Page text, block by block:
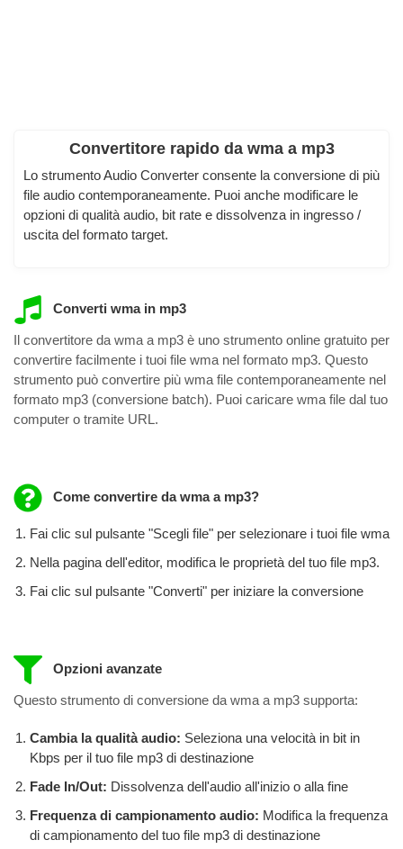
Convertitore rapido da wma a mp3
Lo strumento Audio Converter consente la conversione di più
file audio contemporaneamente. Puoi anche modificare le
opzioni di qualità audio, bit rate e dissolvenza in ingresso /
uscita del formato target.
Converti wma in mp3
Il convertitore da wma a mp3 è uno strumento online gratuito per
convertire facilmente i tuoi file wma nel formato mp3. Questo
strumento può convertire più wma file contemporaneamente nel
formato mp3 (conversione batch). Puoi caricare wma file dal tuo
computer o tramite URL.
Come convertire da wma a mp3?
Fai clic sul pulsante "Scegli file" per selezionare i tuoi file wma
Nella pagina dell'editor, modifica le proprietà del tuo file mp3.
Fai clic sul pulsante "Converti" per iniziare la conversione
Opzioni avanzate
Questo strumento di conversione da wma a mp3 supporta:
Cambia la qualità audio: Seleziona una velocità in bit in
Kbps per il tuo file mp3 di destinazione
Fade In/Out: Dissolvenza dell'audio all'inizio o alla fine
Frequenza di campionamento audio: Modifica la frequenza
di campionamento del tuo file mp3 di destinazione